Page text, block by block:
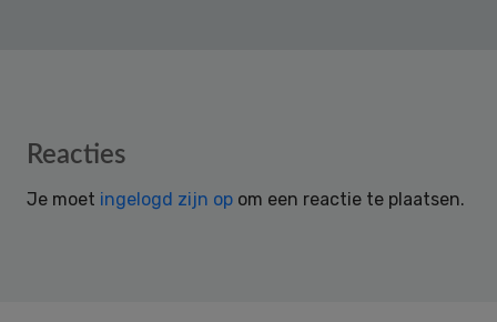
Reader
Reacties
Je moet ingelogd zijn op om een reactie te plaatsen.